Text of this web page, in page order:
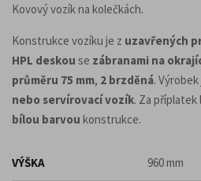
Kovový vozík na kolečkách.
Konstrukce vozíku je z uzavřených
HPL deskou se zábranami na
průměru 75 mm, 2 brzděná.
nebo servírovací vozík. Za příplatek
bílou barvou konstrukce.
VÝŠKA 960 mm